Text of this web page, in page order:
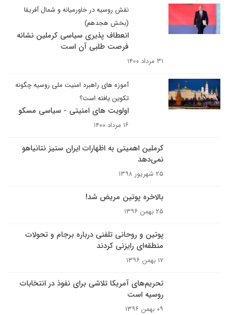
نقش روسیه در خاورمیانه و شمال آفریقا
(بخش هجدهم)
انعطاف پذیری سیاسی کرملین نشانه
فرصت طلبی آن است
۳۱ مرداد ۱۴۰۰
آموزه های راهبرد امنیت ملی روسیه چگونه
تکوین یافته است؟
اولویت های امنیتی - سیاسی مسکو
۱۶ مرداد ۱۴۰۰
کرملین اهمیتی به اظهارات ایران ستیز نتانیاهو
نمی‌دهد
۲۵ شهریور ۱۳۹۸
بالاخره پوتین مریض شد!
۲۵ بهمن ۱۳۹۶
پوتین و روحانی تلفنی درباره برجام و تحولات
منطقه‌ای رایزنی کردند
۱۷ بهمن ۱۳۹۶
تحریم‌های آمریکا تلاشی برای نفوذ در انتخابات
روسیه است
۰۹ بهمن ۱۳۹۶